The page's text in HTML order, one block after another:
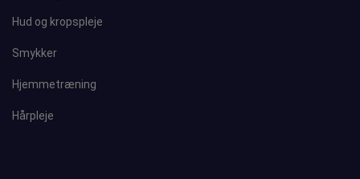
Hud og kropspleje
Smykker
Hjemmetræning
Hårpleje